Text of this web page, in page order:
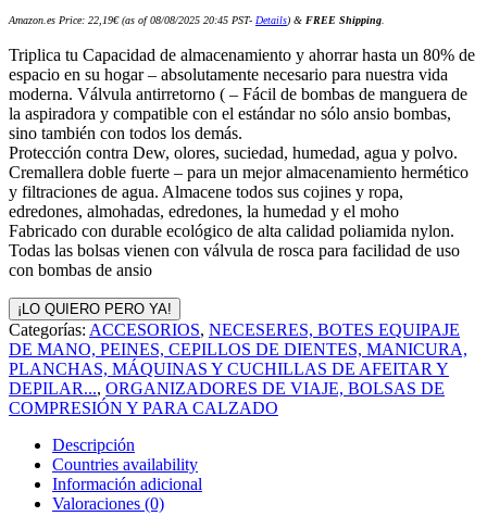
Amazon.es Price: 22,19€(as of 08/08/2025 20:45 PST- Details) & FREE Shipping
Triplica tu Capacidad de almacenamiento y ahorrar hasta un 80% de
espacio en su hogar – absolutamente necesario para nuestra vida
moderna. Válvula antirretorno ( – Fácil de bombas de manguera de
la aspiradora y compatible con el estándar no sólo ansio bombas,
sino también con todos los demás.
Protección contra Dew, olores, suciedad, humedad, agua y polvo.
Cremallera doble fuerte – para un mejor almacenamiento hermético
y filtraciones de agua. Almacene todos sus cojines y ropa,
edredones, almohadas, edredones, la humedad y el moho
Fabricado con durable ecológico de alta calidad poliamida nylon.
Todas las bolsas vienen con válvula de rosca para facilidad de uso
con bombas de ansio
¡LO QUIERO PERO YA!
Categorías: ACCESORIOS, NECESERES, BOTES EQUIPAJE
DE MANO, PEINES, CEPILLOS DE DIENTES, MANICURA,
PLANCHAS, MÁQUINAS Y CUCHILLAS DE AFEITAR Y
DEPILAR..., ORGANIZADORES DE VIAJE, BOLSAS DE
COMPRESIÓN Y PARA CALZADO
Descripción
Countries availability
Información adicional
Valoraciones (0)